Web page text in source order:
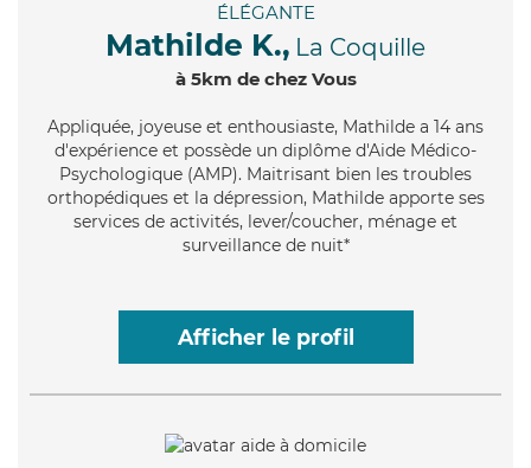
ÉLÉGANTE
Mathilde K., La Coquille
à 5km de chez Vous
Appliquée, joyeuse et enthousiaste, Mathilde a 14 ans
d'expérience et possède un diplôme d'Aide Médico-
Psychologique (AMP). Maitrisant bien les troubles
orthopédiques et la dépression, Mathilde apporte ses
services de activités, lever/coucher, ménage et
surveillance de nuit*
Afficher le profil